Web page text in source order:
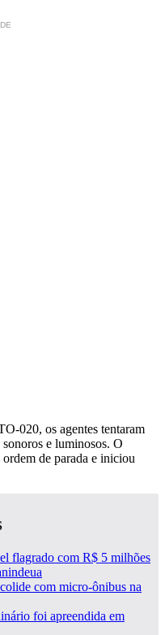
020, os agentes tentaram
e luminosos. O
de parada e iniciou
flagrado com R$ 5 milhões
com micro-ônibus na
foi apreendida em